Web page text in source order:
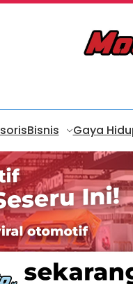
Bisnis Gaya